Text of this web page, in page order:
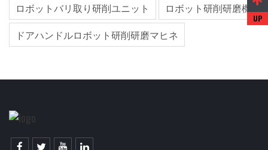
ロボットバリ取り研削ユニット
ロボット研削研磨機
ドアハンドルロボット研削研磨マヒネ